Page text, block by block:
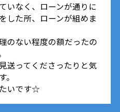
いなく、ローンが通りに
した所、ローンが組めま
のない程度の額だったの
送ってくださったりと気
いです☆